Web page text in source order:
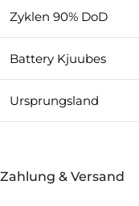
Zyklen 90% DoD
Battery Kjuubes
Ursprungsland
Zahlung & Versand